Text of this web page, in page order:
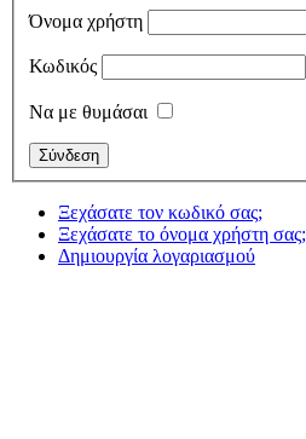
Όνομα χρήστη
Κωδικός
Να με θυμάσαι
Ξεχάσατε τον κωδικό σας;
Ξεχάσατε το όνομα χρήστη σας;
Δημιουργία λογαριασμού